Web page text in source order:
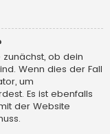
ob dein
Wenn dies der Fall
um
Es ist ebenfalls
der Website